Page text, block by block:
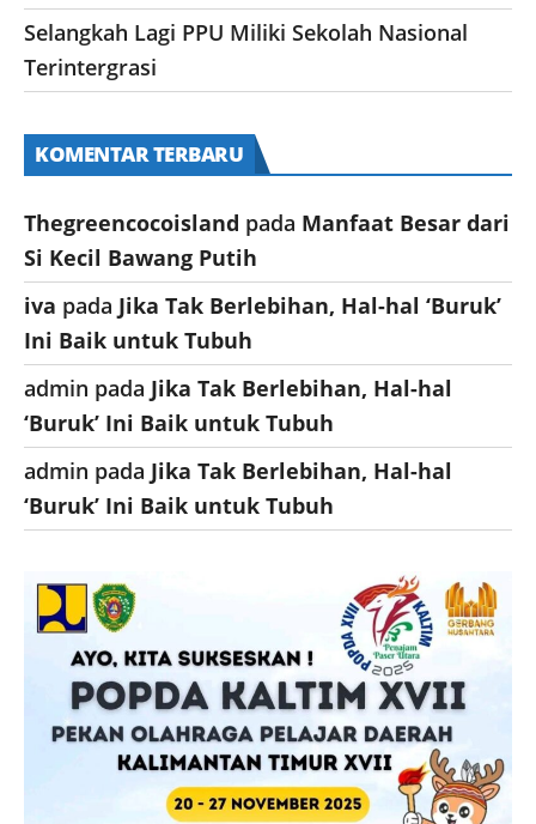
Selangkah Lagi PPU Miliki Sekolah Nasional
Terintergrasi
KOMENTAR TERBARU
Thegreencocoisland pada Manfaat Besar dari
Si Kecil Bawang Putih
iva pada Jika Tak Berlebihan, Hal-hal ‘Buruk’
Ini Baik untuk Tubuh
admin pada Jika Tak Berlebihan, Hal-hal
‘Buruk’ Ini Baik untuk Tubuh
admin pada Jika Tak Berlebihan, Hal-hal
‘Buruk’ Ini Baik untuk Tubuh